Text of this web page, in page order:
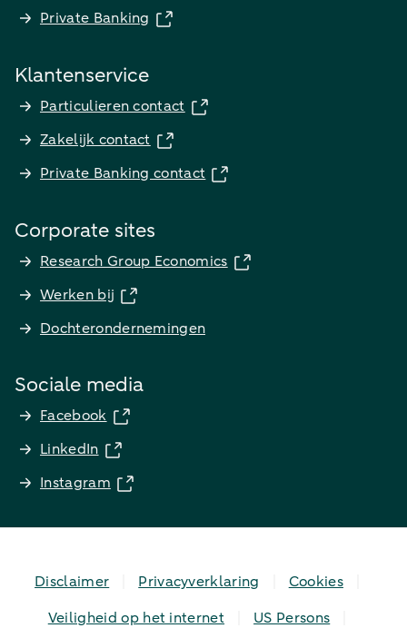
Private Banking
Klantenservice
Particulieren contact
Zakelijk contact
Private Banking contact
Corporate sites
Research Group Economics
Werken bij
Dochterondernemingen
Sociale media
Facebook
LinkedIn
Instagram
Disclaimer Privacyverklaring
Cookies
Veiligheid op het internet
US Persons